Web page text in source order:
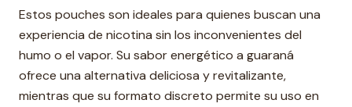
Estos pouches son ideales para quienes buscan una
experiencia de nicotina sin los inconvenientes del
humo o el vapor. Su sabor energético a guaraná
ofrece una alternativa deliciosa y revitalizante,
mientras que su formato discreto permite su uso en